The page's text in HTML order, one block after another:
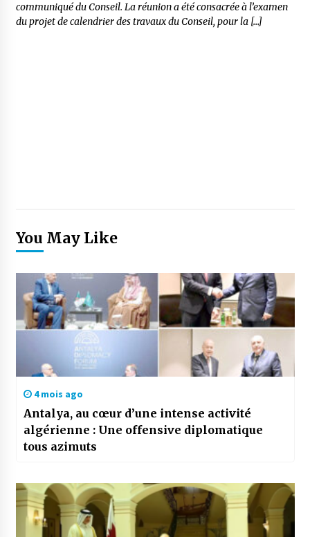
communiqué du Conseil. La réunion a été consacrée à l’examen
du projet de calendrier des travaux du Conseil, pour la […]
You May Like
4 mois ago
Antalya, au cœur d’une intense activité
algérienne : Une offensive diplomatique
tous azimuts